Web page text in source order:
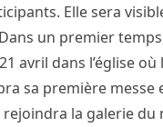
Elle sera
un premier
avril dans l’église où
sa première messe
rejoindra la galerie du